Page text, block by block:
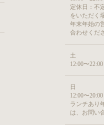
定休日：不
をいただく
年末年始の
合わせくだ
土
12:00〜22:00
日
12:00〜20:00
ランチあり
は、お問い